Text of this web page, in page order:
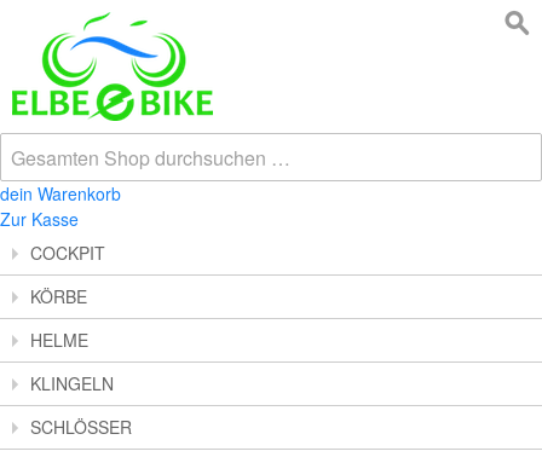
dein Warenkorb
Zur Kasse
COCKPIT
KÖRBE
HELME
KLINGELN
SCHLÖSSER